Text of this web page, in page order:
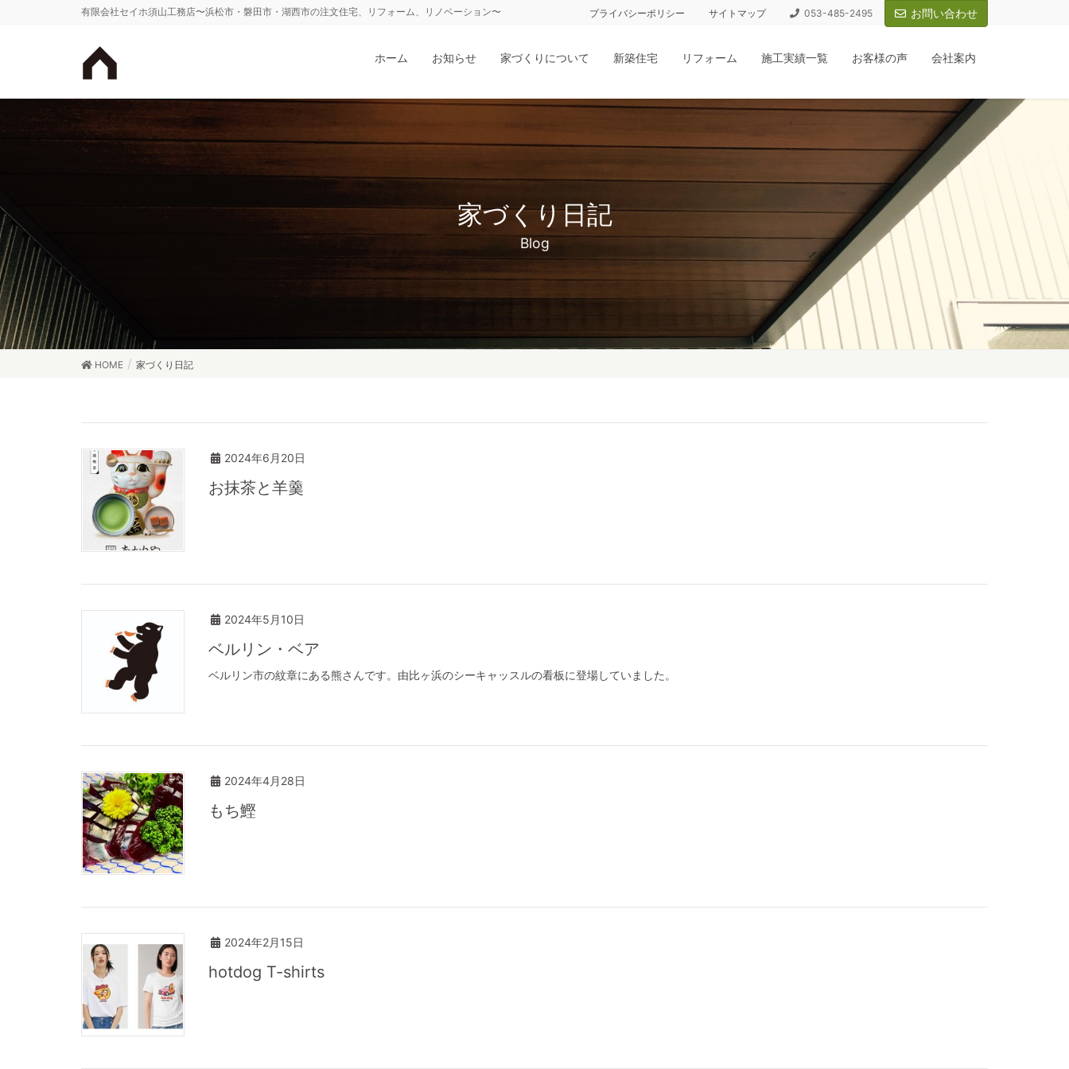
有限会社セイホ須山工務店〜浜松市・磐田市・湖西市の注文住宅、リフォーム、リノベーション〜 プライバシーポリシー サイトマップ 053-485-2495 お問い合わせ
ホーム お知らせ 家づくりについて 新築住宅 リフォーム 施工実績一覧 お客様の声 会社案内
家づくり日記
Blog
HOME 家づくり日記
2024年6月20日
お抹茶と羊羹
2024年5月10日
ベルリン・ベア
ベルリン市の紋章にある熊さんです。由比ヶ浜のシーキャッスルの看板に登場していました。
2024年4月28日
もち鰹
2024年2月15日
hotdog T-shirts